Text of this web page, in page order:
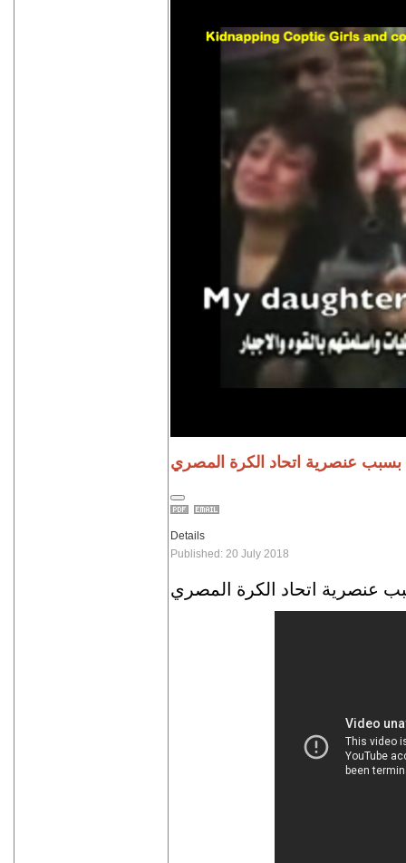
عنصرية اتحاد الكرة المصري
Details
Published: 20 July 2018
عنصرية اتحاد الكرة المصري